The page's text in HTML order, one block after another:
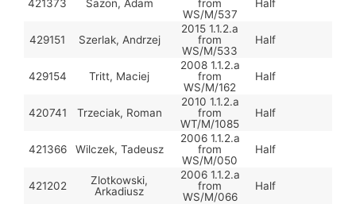
421373 Sazon, Adam
from
WS/M/537
Half
429151 Szerlak, Andrzej
2015 1.1.2.a
from
WS/M/533
Half
429154 Tritt, Maciej
2008 1.1.2.a
from
WS/M/162
Half
420741 Trzeciak, Roman
2010 1.1.2.a
from
WT/M/1085
Half
421366 Wilczek, Tadeusz
2006 1.1.2.a
from
WS/M/050
Half
421202
Zlotkowski,
Arkadiusz
2006 1.1.2.a
from
WS/M/066
Half